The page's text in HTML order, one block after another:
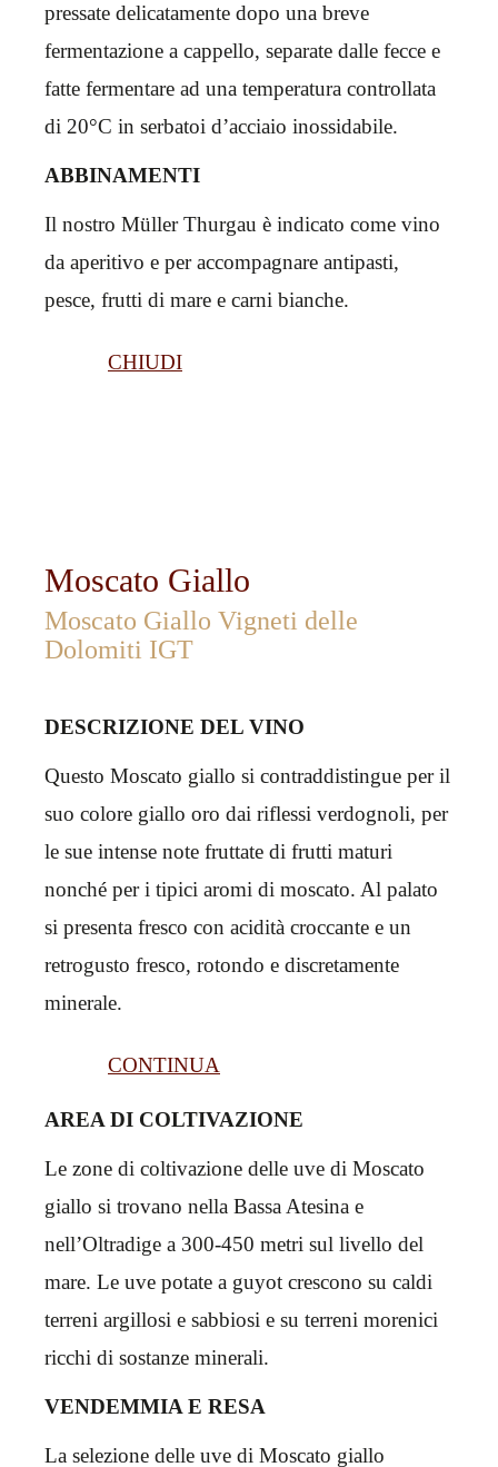
pressate delicatamente dopo una breve
fermentazione a cappello, separate dalle fecce e
fatte fermentare ad una temperatura controllata
di 20°C in serbatoi d’acciaio inossidabile.
ABBINAMENTI
Il nostro Müller Thurgau è indicato come vino
da aperitivo e per accompagnare antipasti,
pesce, frutti di mare e carni bianche.
CHIUDI
Moscato Giallo
Moscato Giallo Vigneti delle
Dolomiti IGT
DESCRIZIONE DEL VINO
Questo Moscato giallo si contraddistingue per il
suo colore giallo oro dai riflessi verdognoli, per
le sue intense note fruttate di frutti maturi
nonché per i tipici aromi di moscato. Al palato
si presenta fresco con acidità croccante e un
retrogusto fresco, rotondo e discretamente
minerale.
CONTINUA
AREA DI COLTIVAZIONE
Le zone di coltivazione delle uve di Moscato
giallo si trovano nella Bassa Atesina e
nell’Oltradige a 300-450 metri sul livello del
mare. Le uve potate a guyot crescono su caldi
terreni argillosi e sabbiosi e su terreni morenici
ricchi di sostanze minerali.
VENDEMMIA E RESA
La selezione delle uve di Moscato giallo